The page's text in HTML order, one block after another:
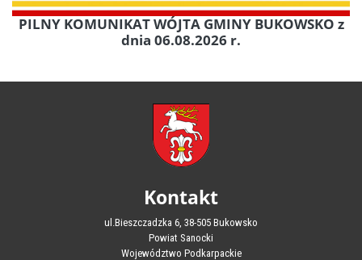
PILNY KOMUNIKAT WÓJTA GMINY BUKOWSKO z
dnia 06.08.2026 r.
Kontakt
ul.Bieszczadzka 6, 38-505 Bukowsko
Powiat Sanocki
Województwo Podkarpackie